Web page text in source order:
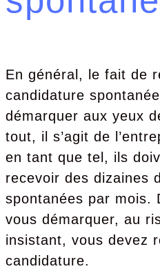
En général, le fait de
candidature
démarquer aux yeux
tout, il s’agit de
en tant que tel, ils
recevoir des dizaines
spontanées par mois.
vous démarquer, au
insistant, vous devez
candidature.